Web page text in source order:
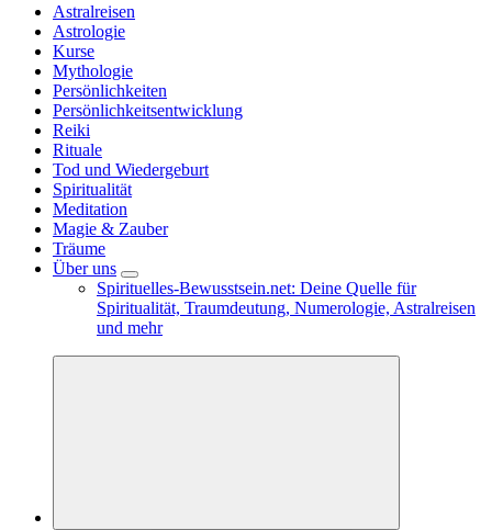
Astralreisen
Astrologie
Kurse
Mythologie
Persönlichkeiten
Persönlichkeitsentwicklung
Reiki
Rituale
Tod und Wiedergeburt
Spiritualität
Meditation
Magie & Zauber
Träume
Über uns
Spirituelles-Bewusstsein.net: Deine Quelle für
Spiritualität, Traumdeutung, Numerologie, Astralreisen
und mehr